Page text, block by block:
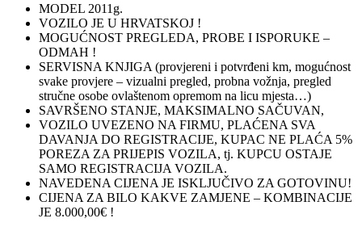
MODEL 2011g.
VOZILO JE U HRVATSKOJ !
MOGUĆNOST PREGLEDA, PROBE I ISPORUKE –
ODMAH !
SERVISNA KNJIGA (provjereni i potvrđeni km, mogućnost
svake provjere – vizualni pregled, probna vožnja, pregled
stručne osobe ovlaštenom opremom na licu mjesta…)
SAVRŠENO STANJE, MAKSIMALNO SAČUVAN,
VOZILO UVEZENO NA FIRMU, PLAĆENA SVA
DAVANJA DO REGISTRACIJE, KUPAC NE PLAĆA 5%
POREZA ZA PRIJEPIS VOZILA, tj. KUPCU OSTAJE
SAMO REGISTRACIJA VOZILA.
NAVEDENA CIJENA JE ISKLJUČIVO ZA GOTOVINU!
CIJENA ZA BILO KAKVE ZAMJENE – KOMBINACIJE
JE 8.000,00€ !